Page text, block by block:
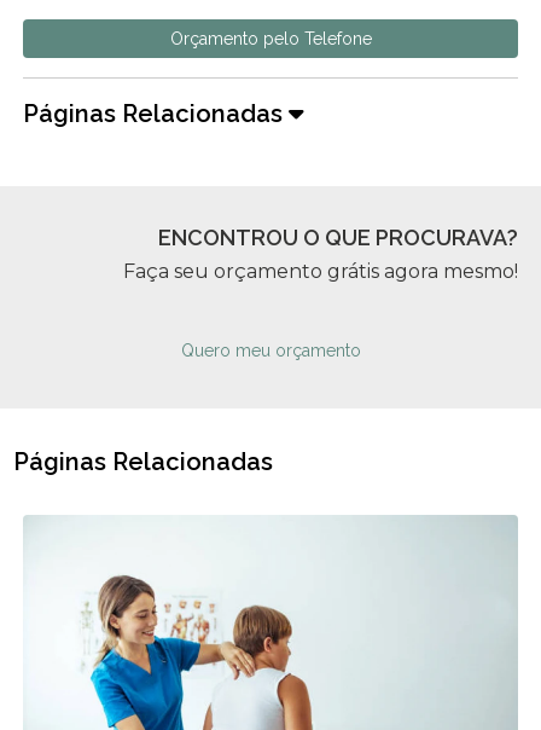
Orçamento pelo Telefone
Páginas Relacionadas
ENCONTROU O QUE PROCURAVA?
Faça seu orçamento grátis agora mesmo!
Quero meu orçamento
Páginas Relacionadas